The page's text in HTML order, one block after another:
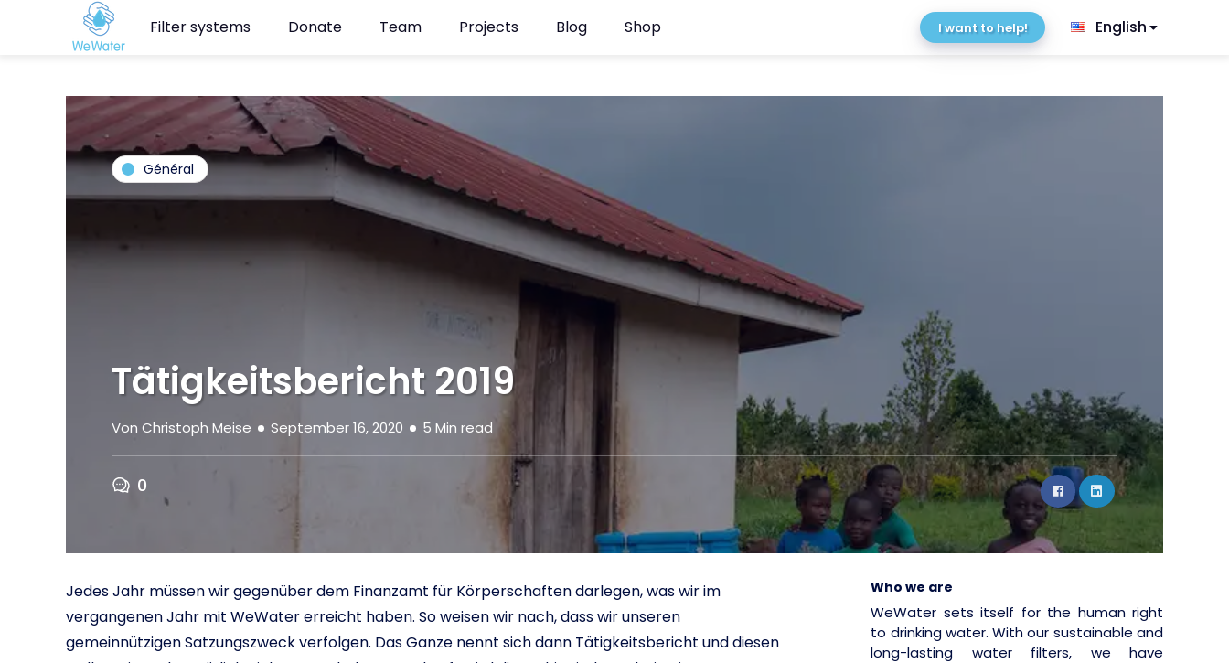
Filter systems Donate Team Projects Blog Shop I want to help! English
Général
Tä­tig­keits­be­richt 2019
Von Christoph Meise September 16, 2020 5 Min read
0
Jedes Jahr müssen wir gegenüber dem Finanzamt für Körperschaften darlegen, was wir im
vergangenen Jahr mit WeWater erreicht haben. So weisen wir nach, dass wir unseren
gemeinnützigen Satzungszweck verfolgen. Das Ganze nennt sich dann Tätigkeitsbericht und diesen
Who we are
WeWater sets itself for the human right
to drinking water. With our sustainable and
long-lasting water filters, we have
Navigated to Tä­tig­keits­be­richt 2019